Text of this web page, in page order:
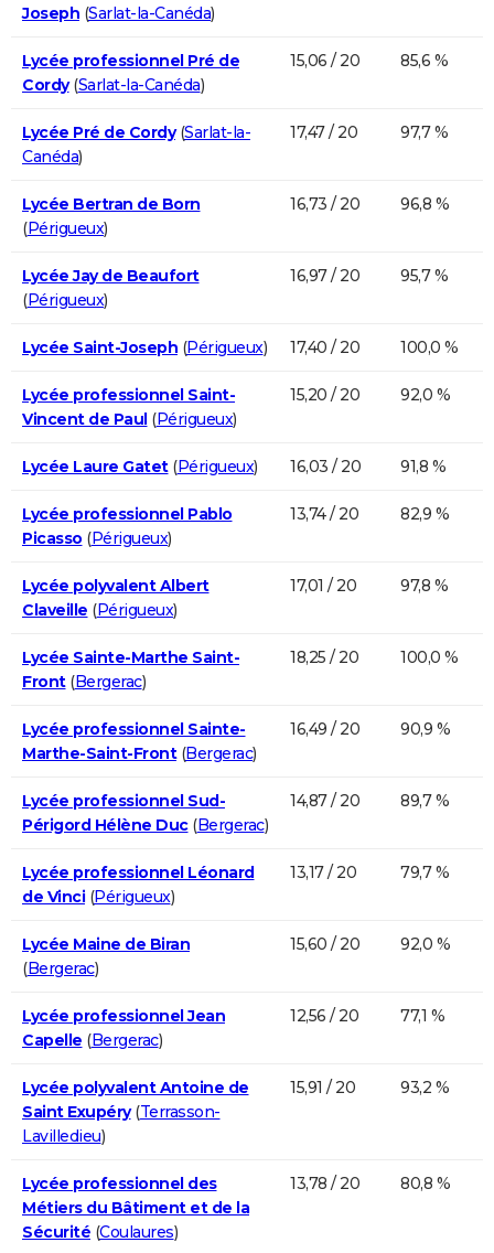
Joseph (Sarlat-la-Canéda)
Lycée professionnel Pré de
Cordy(Sarlat-la-Canéda)
15,06 / 20 85,6 %
Lycée Pré de Cordy(Sarlat-la-
Canéda)
17,47 / 20 97,7 %
Lycée Bertran de Born
(Périgueux)
16,73 / 20 96,8 %
Lycée Jay de Beaufort
(Périgueux)
16,97 / 20 95,7 %
Lycée Saint-Joseph (Périgueux) 17,40 / 20 100,0 %
Lycée professionnel Saint-
Vincent de Paul(Périgueux)
15,20 / 20 92,0 %
Lycée Laure Gatet(Périgueux) 16,03 / 20 91,8 %
Lycée professionnel Pablo
Picasso (Périgueux)
13,74 / 20 82,9 %
Lycée polyvalent Albert
Claveille (Périgueux)
17,01 / 20 97,8 %
Lycée Sainte-Marthe Saint-
Front(Bergerac)
18,25 / 20 100,0 %
Lycée professionnel Sainte-
Marthe-Saint-Front(Bergerac)
16,49 / 20 90,9 %
Lycée professionnel Sud-
Périgord Hélène Duc(Bergerac)
14,87 / 20 89,7 %
Lycée professionnel Léonard
de Vinci(Périgueux)
13,17 / 20 79,7 %
Lycée Maine de Biran
(Bergerac)
15,60 / 20 92,0 %
Lycée professionnel Jean
Capelle (Bergerac)
12,56 / 20 77,1 %
Lycée polyvalent Antoine de
Saint Exupéry(Terrasson-
Lavilledieu)
15,91 / 20 93,2 %
Lycée professionnel des
Métiers du Bâtiment et de la
Sécurité (Coulaures)
13,78 / 20 80,8 %